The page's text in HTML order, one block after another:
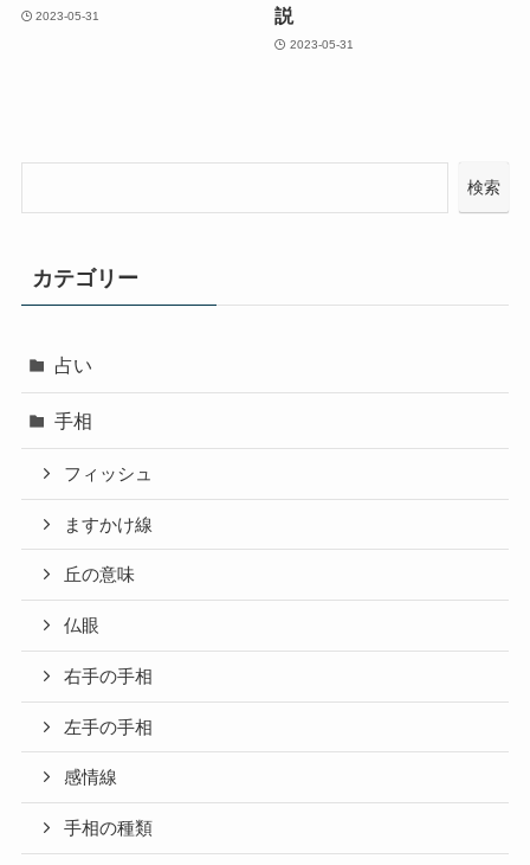
2023-05-31
説
2023-05-31
検索
カテゴリー
占い
手相
フィッシュ
ますかけ線
丘の意味
仏眼
右手の手相
左手の手相
感情線
手相の種類